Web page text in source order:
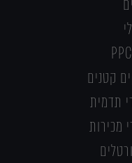
קטנים
תדמית
מכירות